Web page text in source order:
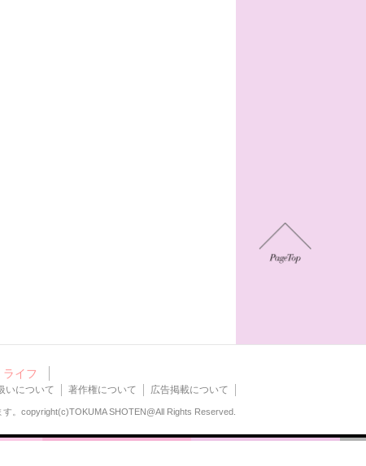
ライフ
いについて 著作権について 広告掲載について
。 copyright(c)TOKUMA SHOTEN@All Rights Reserved.